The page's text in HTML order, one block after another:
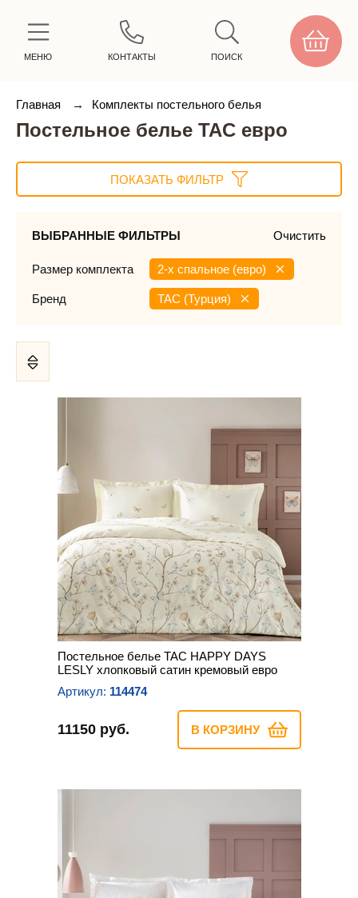
МЕНЮ КОНТАКТЫ ПОИСК
Главная → Комплекты постельного белья
Постельное белье TAC евро
ПОКАЗАТЬ ФИЛЬТР
ВЫБРАННЫЕ ФИЛЬТРЫ Очистить
Размер комплекта 2-х спальное (евро)
Бренд TAC (Турция)
Постельное белье TAC HAPPY DAYS
LESLY хлопковый сатин кремовый евро
Артикул: 114474
11150 руб. В КОРЗИНУ